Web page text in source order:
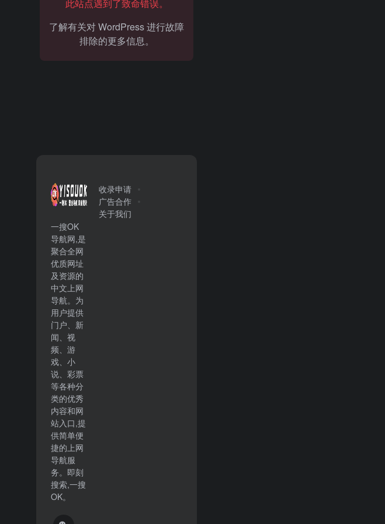
此站点遇到了致命错误。
了解有关对 WordPress 进行故障
排除的更多信息。
一搜OK
导航网,是
聚合全网
优质网址
及资源的
中文上网
导航。为
用户提供
门户、新
闻、视
频、游
戏、小
说、彩票
等各种分
类的优秀
内容和网
站入口,提
供简单便
捷的上网
导航服
务。即刻
搜索,一搜
OK。
收录申请
广告合作
关于我们